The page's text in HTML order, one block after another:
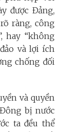
được Đảng,
ràng, công
hay “không
và lợi ích
chống đối
và quyền
bị nước
ta đều thể